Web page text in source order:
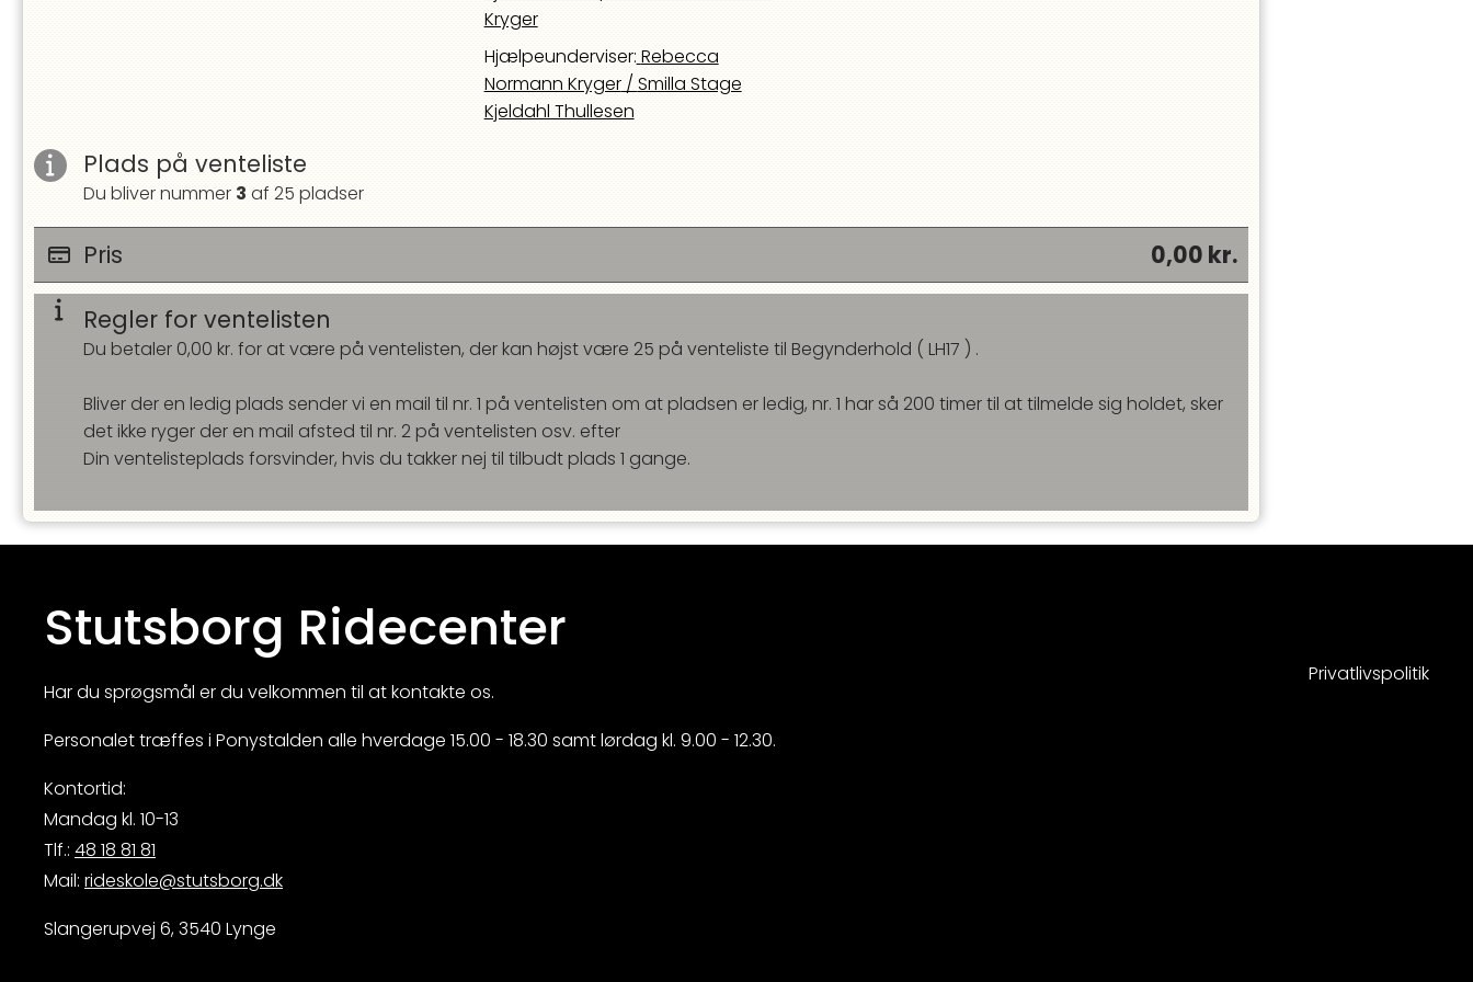
Kryger
Hjælpeunderviser: Rebecca
Normann Kryger/ Smilla Stage
Kjeldahl Thullesen
Plads på venteliste
Du bliver nummer 3 af 25 pladser
Pris 0,00 kr.
Regler for ventelisten
Du betaler 0,00 kr. for at være på ventelisten, der kan højst være 25 på venteliste til Begynderhold ( LH17 ) .
Bliver der en ledig plads sender vi en mail til nr. 1 på ventelisten om at pladsen er ledig, nr. 1 har så 200 timer til at tilmelde sig holdet, sker
det ikke ryger der en mail afsted til nr. 2 på ventelisten osv. efter
Din ventelisteplads forsvinder, hvis du takker nej til tilbudt plads 1 gange.
Stutsborg Ridecenter
Har du sprøgsmål er du velkommen til at kontakte os.
Personalet træffes i Ponystalden alle hverdage 15.00 - 18.30 samt lørdag kl. 9.00 - 12.30.
Kontortid:
Mandag kl. 10-13
Tlf.: 48 18 81 81
Mail: rideskole@stutsborg.dk
Slangerupvej 6, 3540 Lynge
Privatlivspolitik